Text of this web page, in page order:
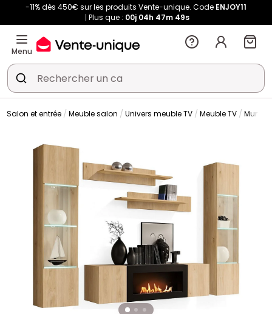
-11% dès 450€ sur les produits Vente-unique. Code ENJOY11
Plus que : 00j 04h 47m 49s
Menu
Salon et entrée Meuble salon Univers meuble TV Meuble TV Mur TV